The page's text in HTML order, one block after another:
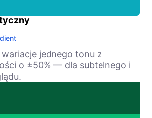
jednego tonu z
o ±50% — dla subtelnego i